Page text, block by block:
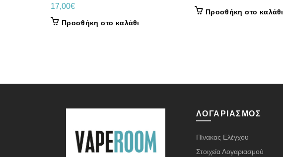
17,00€
Προσθήκη στο καλάθι
Προσθήκη στο καλάθι
ΛΟΓΑΡΙΑΣΜΌΣ
Πίνακας Ελέγχου
Στοιχεία Λογαριασμού